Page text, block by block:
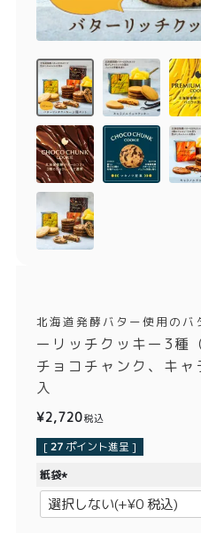
クッキー缶
お誕生日セット
手さげ袋
季節限定
価格別
TOP
メンバー特典
ご利用ガイド
北海道発酵バター使用のバ
ーリッチクッキー3種
チョコチャンク、キ
入
¥2,720税込
[27 ポイント進呈 ]
紙袋
(
必